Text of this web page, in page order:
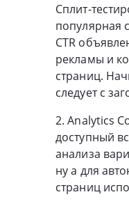
Сплит-
популярная
CTR
рекламы и
страниц.
следует с
2. Analytics
доступный
анализа
ну а для
страниц